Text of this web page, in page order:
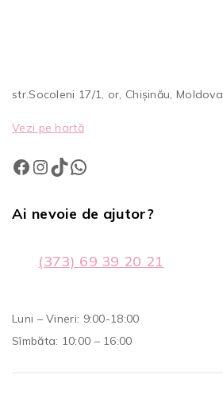
str.Socoleni 17/1, or, Chișinău, Moldova
Vezi pe hartă
Ai nevoie de ajutor?
(373) 69 39 20 21
Luni – Vineri: 9:00-18:00
Sîmbăta: 10:00 – 16:00